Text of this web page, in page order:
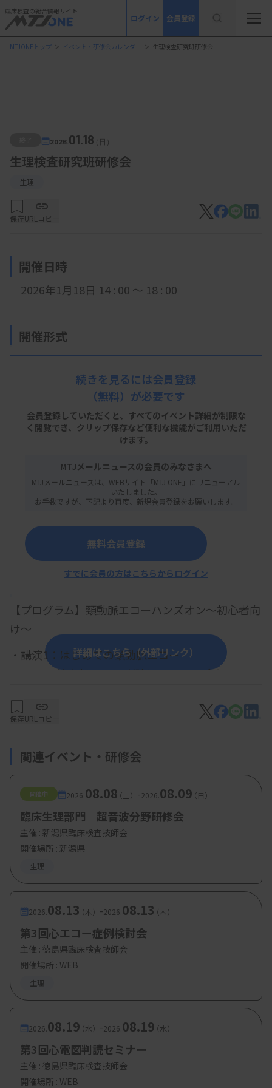
臨床検査の総合情報サイト
ログイン 会員登録
MTJONEトップ ＞ イベント・研修会カレンダー ＞ 生理検査研究班研修会
2026. 01.18（日）
生理検査研究班研修会
生理
保存URLコピー
開催日時
2026年1月18日 14: 00 ～ 18 : 00
開催形式
現地開催
会 場
ソニックシティ 905会議室
主 催
埼玉県臨床
【プログラム】頸動脈エコーハンズオン～初心者向
け～
・講演1：はじめての頸動脈エコー
基本断面から計測まで 〜ハンズオンセミ
野村和弘（埼玉医科大学病院）
間中樹里（上尾中央医科グループ 八潮中央
総合病院）
野村和弘（埼玉医科大学病院）
丸山萌（かわぐち心臓呼吸器病院）
井上翔太（東京大学医学部附属病院）
【参加費・定員など】
・参加費：会員・賛助会員 5000円、非会員：
10000円
・定 員：24
詳細はこちら（外部リンク）
続きを見るには会員登録
（無料）が必要です
会員登録していただくと、すべてのイベント詳細が制限な
く閲覧でき、 クリップ保存など便利な機能がご利用いただ
けます。
MTJメールニュースの会員のみなさまへ
MTJメールニュースは、WEBサイト「MTJ ONE」にリニューアル
いたしました。
お手数ですが、下記より再度、新規会員登録をお願いします。
無料会員登録
すでに会員の方はこちらからログイン
保存URLコピー
関連イベント・研修会
開催中 2026. 08.08（土） -2026. 08.09（日）
臨床生理部門 超音波分野研修会
主催 : 新潟県臨床検査技師会
開催場所 : 新潟県
生理
2026. 08.13（木） -2026. 08.13（木）
第3回心エコー症例検討会
主催 : 徳島県臨床検査技師会
開催場所 : WEB
生理
2026. 08.19（水） -2026. 08.19（水）
第3回心電図判読セミナー
主催 : 徳島県臨床検査技師会
開催場所 : WEB